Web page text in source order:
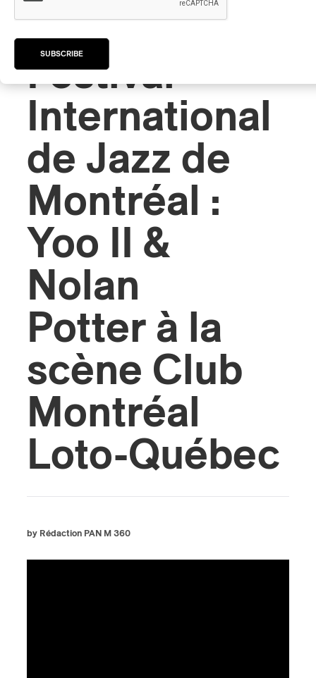
KRAUTROCK/POST-
Festival
International
de Jazz de
Montréal :
Yoo II &
Nolan
Potter à la
scène Club
Montréal
Loto-Québec
by Rédaction PAN M 360
SUBSCRIBE